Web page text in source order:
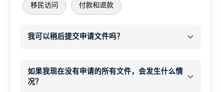
移民访问 付款和退款
我可以稍后提交申请文件吗？
之后
WhatsApp
电子邮件
如果我现在没有申请的所有文件，会发生什么情
况？